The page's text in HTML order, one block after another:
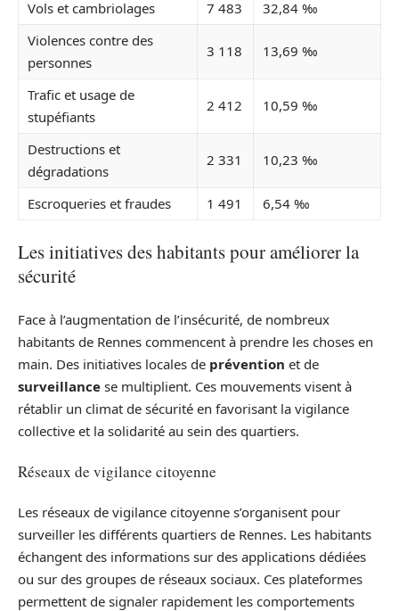
Vols et cambriolages 7 483
32,84 ‰
Violences contre des
personnes
3 118 13,69 ‰
Trafic et usage de
stupéfiants
2 412 10,59 ‰
Destructions et
dégradations
2 331 10,23 ‰
Escroqueries et fraudes 1 491 6,54 ‰
Les initiatives des habitants pour améliorer la
sécurité
Face à l’augmentation de l’insécurité, de nombreux
habitants de Rennes commencent à prendre les choses en
main. Des initiatives locales de prévention et de
surveillance se multiplient. Ces mouvements visent à
rétablir un climat de sécurité en favorisant la vigilance
collective et la solidarité au sein des quartiers.
Réseaux de vigilance citoyenne
Les réseaux de vigilance citoyenne s’organisent pour
surveiller les différents quartiers de Rennes. Les habitants
échangent des informations sur des applications dédiées
ou sur des groupes de réseaux sociaux. Ces plateformes
permettent de signaler rapidement les comportements